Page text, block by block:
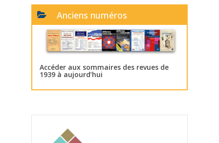
Anciens numéros
Accéder aux sommaires des revues de
1939 à aujourd’hui